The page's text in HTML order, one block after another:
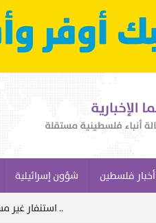
أخبار فلسطين شؤون إسرائيلية